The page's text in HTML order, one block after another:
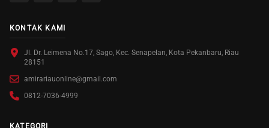
KONTAK KAMI
Jl. Dr. Leimena No.17, Sago, Kec. Senapelan, Kota Pekanbaru, Riau
28151
amirariauonline@gmail.com
0812-7036-4999